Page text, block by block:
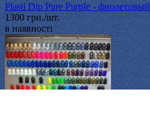
Plasti Dip Pure Purple - фиолетовый
1300 грн./шт.
в наявності